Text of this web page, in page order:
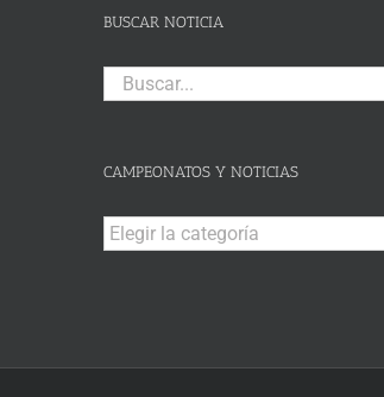
BUSCAR NOTICIA
Buscar:
CAMPEONATOS Y NOTICIAS
Campeonatos
y